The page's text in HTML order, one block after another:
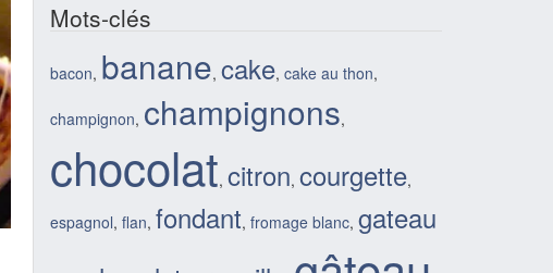
Mots-clés
bacon, banane, cake, cake au thon,
champignon, champignons,
chocolat, citron, courgette,
espagnol, flan, fondant, fromage blanc, gateau